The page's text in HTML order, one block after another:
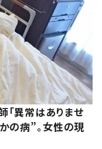
異常はありませ
の病”。女性の現